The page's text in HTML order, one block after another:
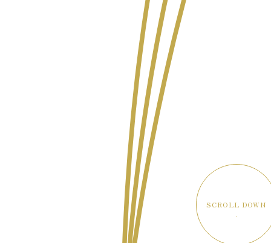
SCROLL DOWN